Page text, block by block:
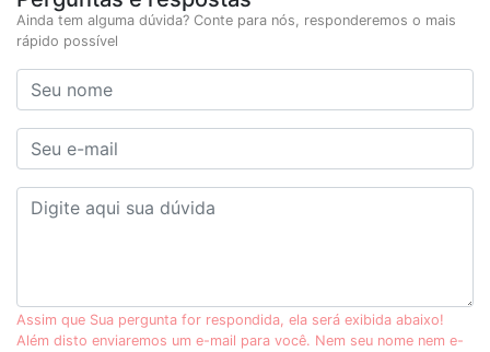
Ainda tem alguma dúvida? Conte para nós, responderemos o mais
rápido possível
Assim que Sua pergunta for respondida, ela será exibida abaixo!
Além disto enviaremos um e-mail para você. Nem seu nome nem e-